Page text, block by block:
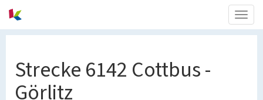
Strecke 6142 Cottbus -
Görlitz